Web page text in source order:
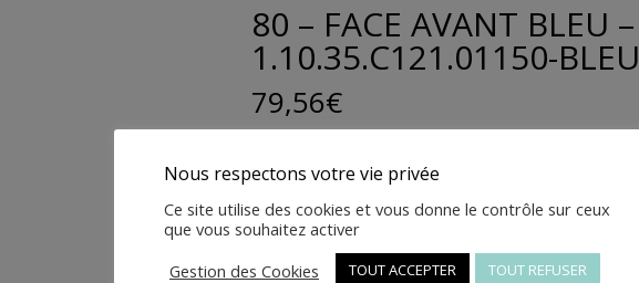
80 – FACE AVANT BLEU –
1.10.35.C121.01150-BLEU
79,56€
de
80
-
Ajouter au panier
UGS :1.10.35.C121.01150-BLEU Catégorie :Pièces
Nous respectons votre vie privée
Ce site utilise des cookies et vous donne le contrôle sur ceux
que vous souhaitez activer
Gestion des Cookies
TOUT ACCEPTER TOUT REFUSER